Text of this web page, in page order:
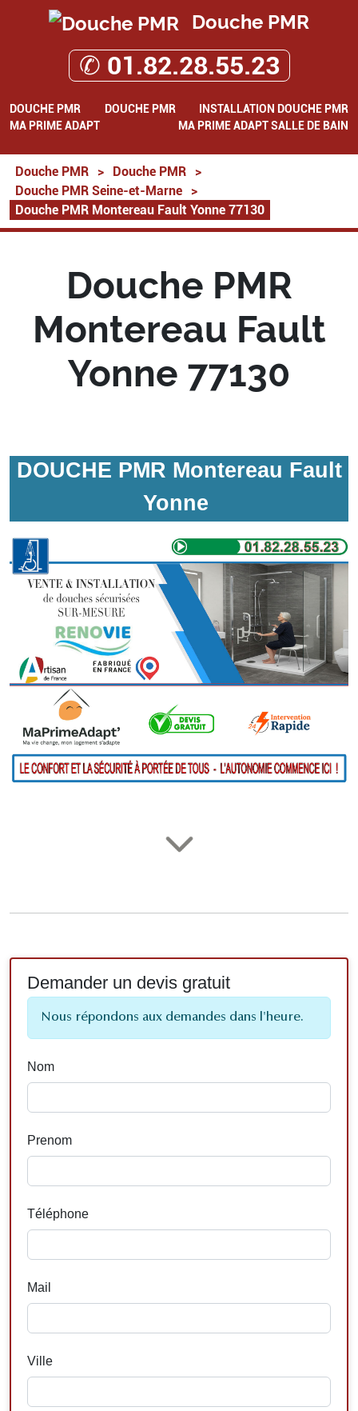
Douche PMR
✆ 01.82.28.55.23
DOUCHE PMR DOUCHE PMR
INSTALLATION DOUCHE PMR
MA PRIME ADAPT
MA PRIME ADAPT SALLE DE BAIN
Douche PMR > Douche PMR
>
Douche PMR Seine-et-Marne
>
Douche PMR Montereau Fault Yonne 77130
Douche PMR
Montereau Fault
Yonne 77130
DOUCHE PMR Montereau Fault
Yonne
Demander un devis gratuit
Nous répondons aux demandes dans l'heure.
Nom
Prenom
Téléphone
Mail
Ville